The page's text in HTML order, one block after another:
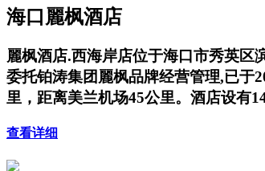
海口麗枫酒店
麗枫酒店.西海岸店位于海口市秀英区
委托铂涛集团麗枫品牌经营管理,已于
里，距离美兰机场45公里。酒店设有
查看详细